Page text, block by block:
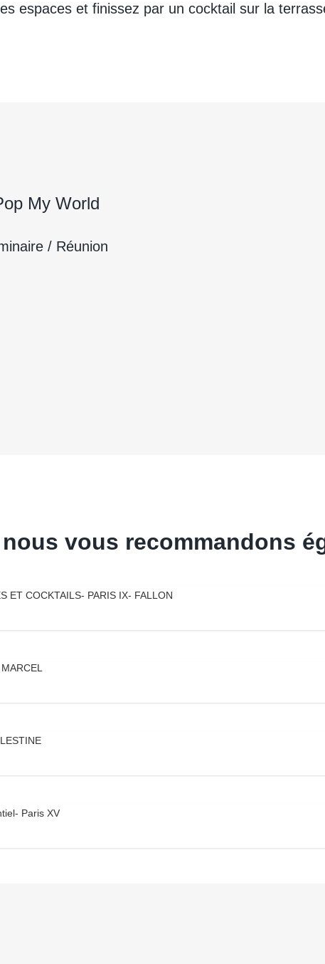
espaces et finissez par un cocktail sur la
My World
/ Réunion
vous recommandons
ET COCKTAILS- PARIS IX- FALLON
Paris XV